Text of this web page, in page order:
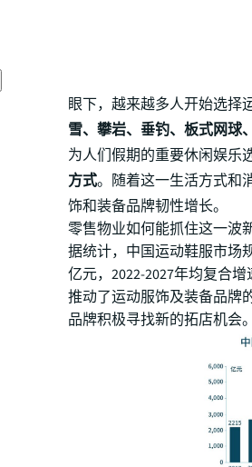
眼下，越来越多人开始选择
雪、攀岩、垂钓、板式网球
为人们假期的重要休闲娱乐
方式。随着这一生活方式和
饰和装备品牌韧性增长。
零售物业如何能抓住这一波
据统计，中国运动鞋服市场
亿元，2022-2027年均复合
推动了运动服饰及装备品牌
品牌积极寻找新的拓店机会。